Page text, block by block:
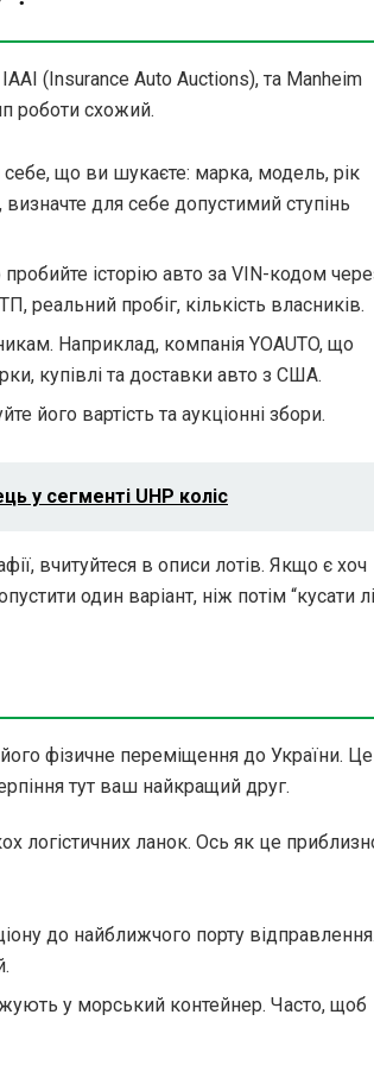
(Insurance Auto Auctions), та Manheim
роботи схожий.
що ви шукаєте: марка, модель, рік
для себе допустимий ступінь
історію авто за VIN-кодом
реальний пробіг, кількість власників.
Наприклад, компанія YOAUTO, що
купівлі та доставки авто з США.
його вартість та аукціонні збори.
у сегменті UHP коліс
вчитуйтеся в описи лотів. Якщо є хоч
один варіант, ніж потім “кусати
фізичне переміщення до України.
тут ваш найкращий друг.
логістичних ланок. Ось як це
до найближчого порту
у морський контейнер. Часто, щоб